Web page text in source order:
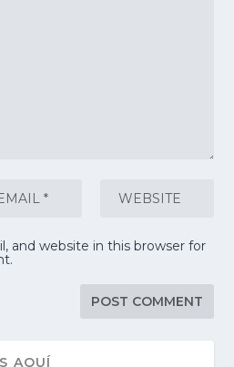
and website in this browser for